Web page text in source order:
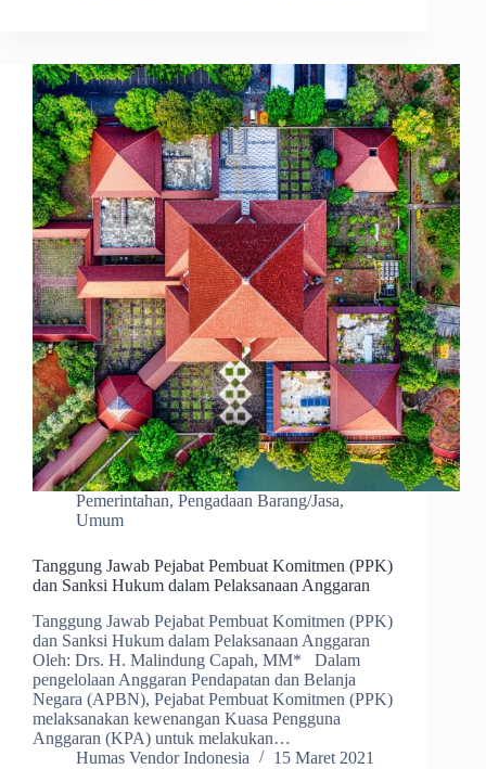
Pemerintahan, Pengadaan Barang/Jasa,
Umum
Tanggung Jawab Pejabat Pembuat Komitmen (PPK)
dan Sanksi Hukum dalam Pelaksanaan Anggaran
Tanggung Jawab Pejabat Pembuat Komitmen (PPK)
dan Sanksi Hukum dalam Pelaksanaan Anggaran
Oleh: Drs. H. Malindung Capah, MM* Dalam
pengelolaan Anggaran Pendapatan dan Belanja
Negara (APBN), Pejabat Pembuat Komitmen (PPK)
melaksanakan kewenangan Kuasa Pengguna
Anggaran (KPA) untuk melakukan…
Humas Vendor Indonesia
15 Maret 2021